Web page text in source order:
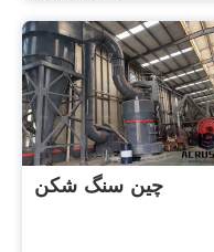
چین سنگ شکن